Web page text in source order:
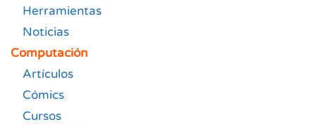
Herramientas
Noticias
Computación
Artículos
Cómics
Cursos